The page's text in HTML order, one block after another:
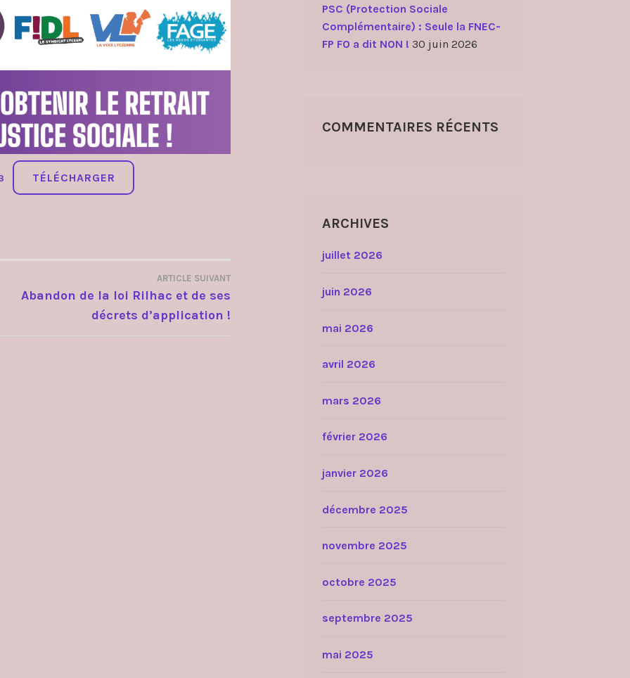
TÉLÉCHARGER
ARTICLE SUIVANT
Abandon de la loi Rilhac et de ses
décrets d’application !
PSC (Protection Sociale
Complémentaire) : Seule la FNEC-
FP FO a dit NON ! 30 juin 2026
COMMENTAIRES RÉCENTS
ARCHIVES
juillet 2026
juin 2026
mai 2026
avril 2026
mars 2026
février 2026
janvier 2026
décembre 2025
novembre 2025
octobre 2025
septembre 2025
mai 2025